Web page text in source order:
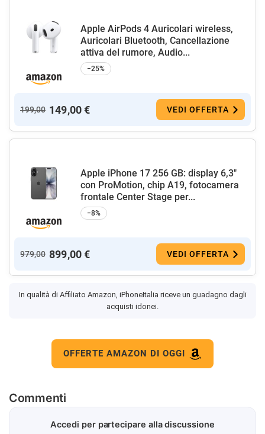
Apple AirPods 4 Auricolari wireless,
Auricolari Bluetooth, Cancellazione
attiva del rumore, Audio...
−25%
199,00 149,00 € VEDI OFFERTA
Apple iPhone 17 256 GB: display 6,3"
con ProMotion, chip A19, fotocamera
frontale Center Stage per...
−8%
979,00 899,00 € VEDI OFFERTA
In qualità di Affiliato Amazon, iPhoneItalia riceve un guadagno dagli
acquisti idonei.
OFFERTE AMAZON DI OGGI
Commenti
Accedi per partecipare alla discussione